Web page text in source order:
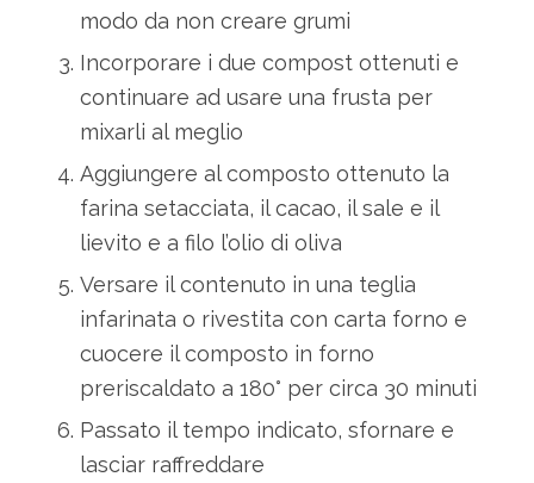
modo da non creare grumi
Incorporare i due compost ottenuti e
continuare ad usare una frusta per
mixarli al meglio
Aggiungere al composto ottenuto la
farina setacciata, il cacao, il sale e il
lievito e a filo l’olio di oliva
Versare il contenuto in una teglia
infarinata o rivestita con carta forno e
cuocere il composto in forno
preriscaldato a 180° per circa 30 minuti
Passato il tempo indicato, sfornare e
lasciar raffreddare